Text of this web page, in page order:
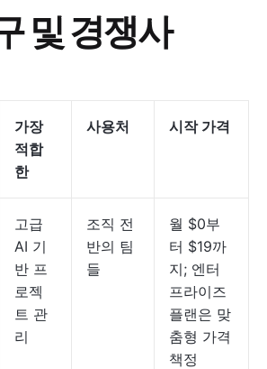
및 경쟁사
가장
적합
한
사용처 시작 가격
고급
AI 기
반 프
로젝
트 관
리
조직 전
반의 팀
들
월 $0부
터 $19까
지; 엔터
프라이즈
플랜은 맞
춤형 가격
책정